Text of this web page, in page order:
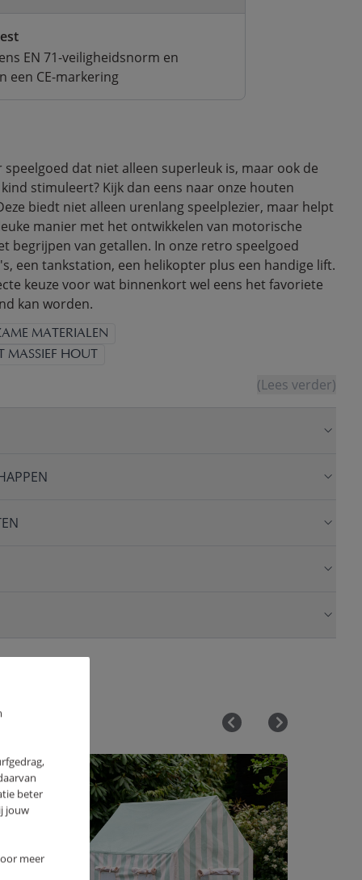
beter
jouw
meer
EN 71-veiligheidsnorm en
een CE-markering
speelgoed dat niet alleen superleuk is, maar ook de
stimuleert? Kijk dan eens naar onze houten
biedt niet alleen urenlang speelplezier, maar helpt
manier met het ontwikkelen van motorische
begrijpen van getallen. In onze retro speelgoed
een tankstation, een helikopter plus een handige lift.
keuze voor wat binnenkort wel eens het favoriete
kan worden.
MATERIALEN
HOUT
(Lees verder)